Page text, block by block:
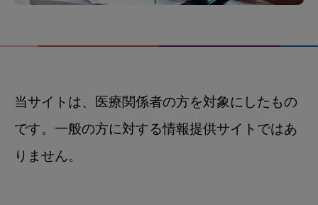
当サイトは、医療関係者の方を対象にしたもの
です。一般の方に対する情報提供サイトではあ
りません。